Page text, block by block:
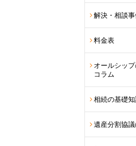
解決・相談事
料金表
オールシッ
コラム
相続の基礎
遺産分割協議